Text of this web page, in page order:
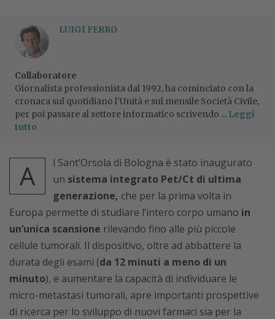
LUIGI FERRO
Collaboratore
Giornalista professionista dal 1992, ha cominciato con la
cronaca sul quotidiano l’Unità e sul mensile Società Civile,
per poi passare al settore informatico scrivendo ... Leggi
tutto
A
l Sant’Orsola di Bologna è stato inaugurato
un sistema integrato Pet/Ct di ultima
generazione, che per la prima volta in
Europa permette di studiare l’intero corpo umano in
un’unica scansione rilevando fino alle più piccole
cellule tumorali. Il dispositivo, oltre ad abbattere la
durata degli esami (da 12 minuti a meno di un
minuto), e aumentare la capacità di individuare le
micro-metastasi tumorali, apre importanti prospettive
di ricerca per lo sviluppo di nuovi farmaci sia per la